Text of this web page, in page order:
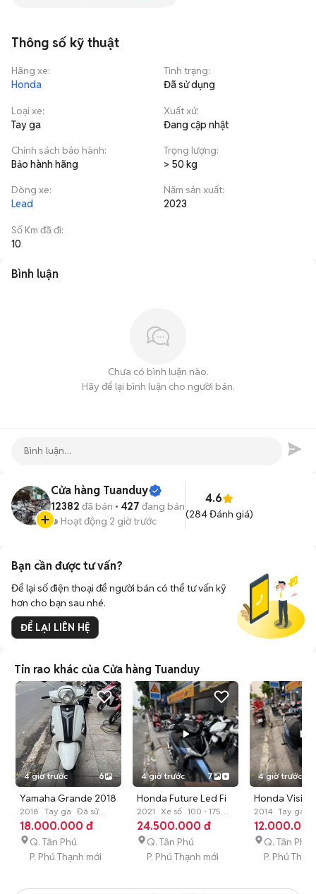
Thông số kỹ thuật
Hãng xe:
Honda
Tình trạng:
Đã sử dụng
Loại xe:
Tay ga
Xuất xứ:
Đang cập nhật
Chính sách bảo hành:
Bảo hành hãng
Trọng lượng:
> 50 kg
Dòng xe:
Lead
Năm sản xuất:
2023
Số Km đã đi:
10
Cửa hàng Tuanduy
12382 đã bán 427 đang bán
Hoạt động 2 giờ trước
4.6
(284Đánh giá)
Bình luận
Chưa có bình luận nào.
Hãy để lại bình luận cho người bán.
Bạn cần được tư vấn?
Để lại số điện thoại để người bán có thể tư vấn kỹ
hơn cho bạn sau nhé.
ĐỂ LẠI LIÊN HỆ
Tin rao khác của Cửa hàng Tuanduy
4 giờ trước 6
Yamaha Grande 2018
Trắng
2018 Tay ga Đã sử
dụng
18.000.000 đ
Q. Tân Phú
P. Phú Thạnh mới
4 giờ trước 7
Honda Future Led Fi
2021 Xanh Đã sử
dụng
2021 Xe số 100 - 175
cc
Đã sử dụng
24.500.000 đ
Q. Tân Phú
P. Phú Thạnh mới
4 giờ trước
Honda Vision
Xanh 90%
2014 Tay ga
dụng
Q. Tân Phú
P. Phú